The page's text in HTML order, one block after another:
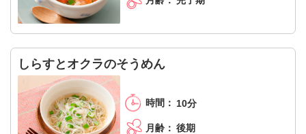
しらすとオクラのそうめん
10分
後期